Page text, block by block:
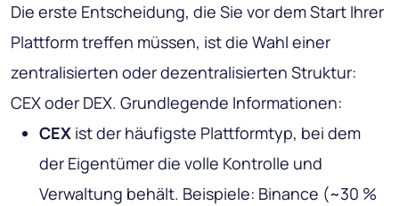
Die erste Entscheidung, die Sie vor dem Start Ihrer
Plattform treffen müssen, ist die Wahl einer
zentralisierten oder dezentralisierten Struktur:
CEX oder DEX. Grundlegende Informationen:
CEX ist der häufigste Plattformtyp, bei dem
der Eigentümer die volle Kontrolle und
Verwaltung behält. Beispiele: Binance (~30 %